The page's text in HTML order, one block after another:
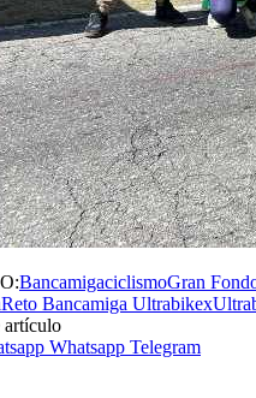
BancamigaciclismoGran
Reto Bancamiga Ultrabikex
artículo
Whatsapp Telegram